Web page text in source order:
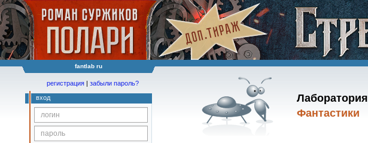
fantlab ru
Лаборатория
Фантастики
регистрация | забыли пароль?
вход